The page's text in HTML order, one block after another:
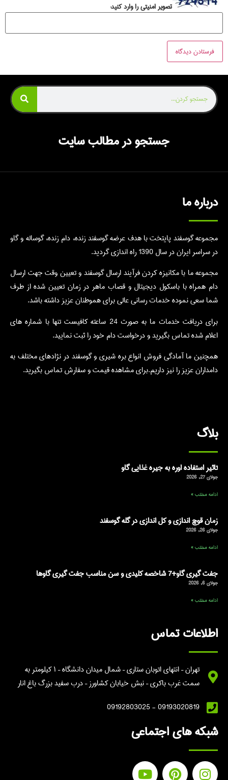
تصویر امنیتی را وارد کنید:
جستجو در مطالب سایت
درباره ما
مجموعه گوسفند پایتخت با هدف عرضه گوسفند زنده، دام زنده، گوساله و گاو
در سراسر ایران در سال 1390 راه اندازی گردید.
مجموعه ما با مکانیزه کردن فرآیند ارسال گوسفند و تعیین وقت جهت ارسال
دام همراه با باسکول دیجیتال و قصاب ماهر در زمان تعیین شده از طرف
شما سعی نموده خدمات رسانی عالی برای هموطنان عزیز داشته باشد.
برای دریافت خدمات ما به صورت 24 ساعته کافیست تنها با شماره های
اعلام شده تماس بگیرید و درخواست دام خود را ثبت نمایید.
همچنین ما آمادگی فروش انواع بره شیری و گوسفند در نژادهای مختلف به
دامداران عزیز را نیز داریم.برای مشاهده قیمت و سفارش تماس بگیرید.
بلاگ
تاثیر استفاده اوره به جیره غذایی گاو
جولای 27, 2026
ادامه مطلب »
زمان قوچ اندازی و کل اندازی در گله گوسفند
جولای 26, 2026
ادامه مطلب »
جفت گیری گاو+7 شاخصه کلیدی و سن مناسب جفت گیری گاوها
جولای 6, 2026
ادامه مطلب »
اطلاعات تماس
تهران – انتهای اتوبان ستاری – شمال میدان دانشگاه – ۱ کیلومتر به
سمت غرب باکری – نبش خیابان کشاورز – درب سفید بزرگ باغ انار
09193020819 - 09192803025
شبکه های اجتماعی